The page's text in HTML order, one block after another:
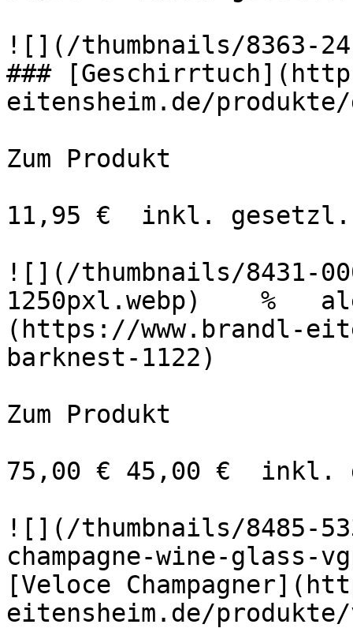
![](/thumbnails/8363-
###
eitensheim.de/
Zum Produkt
11,95 €  inkl.
![](/thumbnails/8431-
1250pxl.webp)    %
(https://www.brandl-
barknest-1122)
Zum Produkt
75,00 € 45,00 €
![](/thumbnails/8485-
champagne-wine-
[Veloce
eitensheim.de/produkte/